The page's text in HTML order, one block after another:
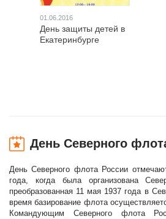
01.06.2016
День защиты детей в
Екатеринбурге
День Северного
День Северного флота России
года, когда была организована
преобразованная 11 мая 1937 года в
время базирование флота
Командующим Северного флота